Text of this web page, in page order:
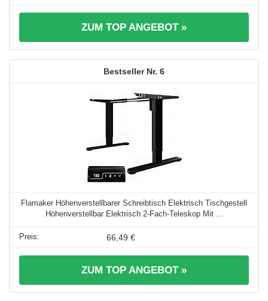
ZUM TOP ANGEBOT »
6
Flamaker Höhenverstellbarer Schreibtisch Elektrisch Tischgestell
Höhenverstellbar Elektrisch 2-Fach-Teleskop Mit ...
66,49 €
ZUM TOP ANGEBOT »